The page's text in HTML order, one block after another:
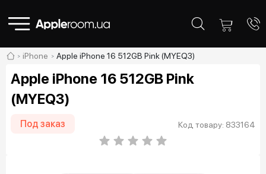
iPhone Apple iPhone 16 512GB Pink (MYEQ3)
Apple iPhone 16 512GB Pink
(MYEQ3)
Под заказ Код товару: 833164